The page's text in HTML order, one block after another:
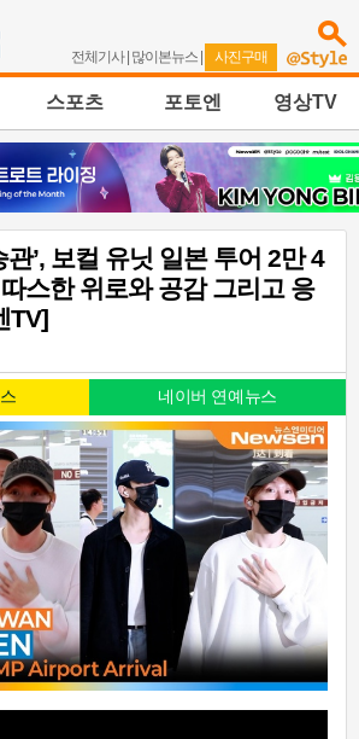
전체기사| 많이본뉴스 | 사진구매
스포츠 포토엔 영상TV
관’, 보컬 유닛 일본 투어 2만 4
스한 위로와 공감 그리고 응
TV]
네이버 연예뉴스